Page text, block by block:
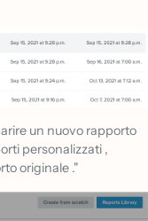
un nuovo rapporto
personalizzati ,
originale ."